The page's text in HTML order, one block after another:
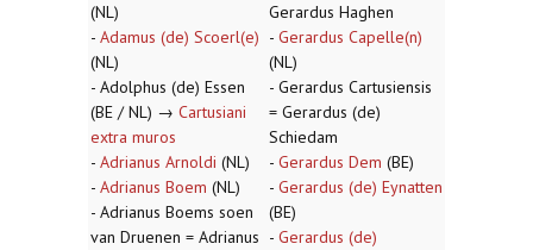
(NL)
- Adamus (de) Scoerl(e)
(NL)
- Adolphus (de) Essen
(BE / NL) → Cartusiani
extra muros
- Adrianus Arnoldi (NL)
- Adrianus Boem (NL)
- Adrianus Boems soen
van Druenen = Adrianus
Gerardus Haghen
- Gerardus Capelle(n)
(NL)
- Gerardus Cartusiensis
= Gerardus (de)
Schiedam
- Gerardus Dem (BE)
- Gerardus (de) Eynatten
(BE)
- Gerardus (de)